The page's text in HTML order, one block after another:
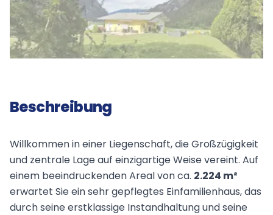
Beschreibung
Willkommen in einer Liegenschaft, die Großzügigkeit
und zentrale Lage auf einzigartige Weise vereint. Auf
einem beeindruckenden Areal von ca. 2.224 m²
erwartet Sie ein sehr gepflegtes Einfamilienhaus, das
durch seine erstklassige Instandhaltung und seine